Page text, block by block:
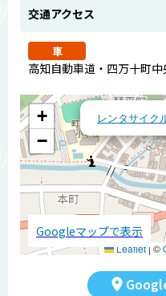
交通アクセス
車
高知自動車道・四万十町
レンタサイク
+
−
Leaflet | ©
Googleマップで表示